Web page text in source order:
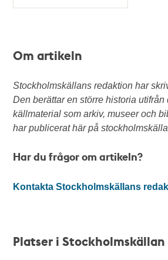
Typ
Om artikeln
Stockholmskällans redaktion har
Den berättar en större historia utifrån
källmaterial som arkiv, museer och
har publicerat här på
Har du frågor om artikeln?
Kontakta Stockholmskällans
Platser i Stockholmskällan